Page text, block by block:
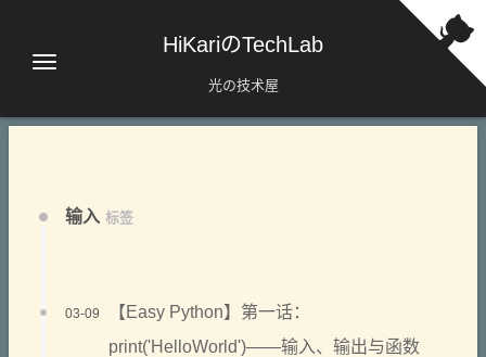
HiKariのTechLab
光の技术屋
输入 标签
【Easy Python】第一话：
print('HelloWorld')——输入、输出与函数
03-09